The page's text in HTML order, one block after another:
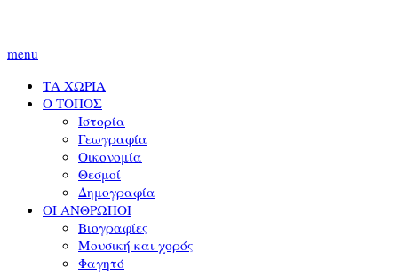
menu
ΤΑ ΧΩΡΙΑ
Ο ΤΟΠΟΣ
Ιστορία
Γεωγραφία
Οικονομία
Θεσμοί
Δημογραφία
ΟΙ ΑΝΘΡΩΠΟΙ
Βιογραφίες
Μουσική και χορός
Φαγητό